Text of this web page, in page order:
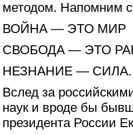
методом. Напомним
ВОЙНА — ЭТО МИР
СВОБОДА — ЭТО
НЕЗНАНИЕ — СИЛА.
Вслед за
наук и вроде бы
президента России